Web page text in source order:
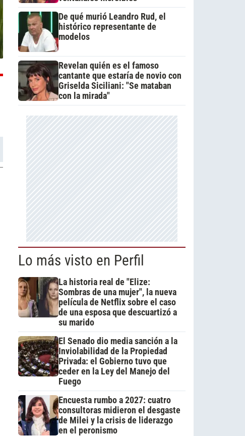
De qué murió Leandro Rud, el
histórico representante de
modelos
Revelan quién es el famoso
cantante que estaría de novio con
Griselda Siciliani: "Se mataban
con la mirada"
Lo más visto en Perfil
La historia real de "Elize:
Sombras de una mujer", la nueva
película de Netflix sobre el caso
de una esposa que descuartizó a
su marido
El Senado dio media sanción a la
Inviolabilidad de la Propiedad
Privada: el Gobierno tuvo que
ceder en la Ley del Manejo del
Fuego
Encuesta rumbo a 2027: cuatro
consultoras midieron el desgaste
de Milei y la crisis de liderazgo
en el peronismo